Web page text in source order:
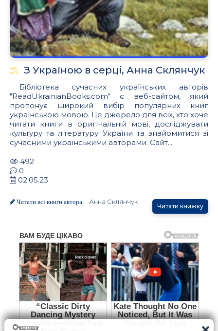
З Україною в серці, Анна Склянчук
Бібліотека сучасних українських авторів
"ReadUkrainianBooks.com" є веб-сайтом, який
пропонує широкий вибір популярних книг
українською мовою. Це джерело для всіх, хто хоче
читати книги в оригінальній мові, досліджувати
культуру та літературу України та знайомитися зі
сучасними українськими авторами. Сайт...
492
0
02.05.23
Читати всі книги автора: Анна Склянчук
Читати книжку